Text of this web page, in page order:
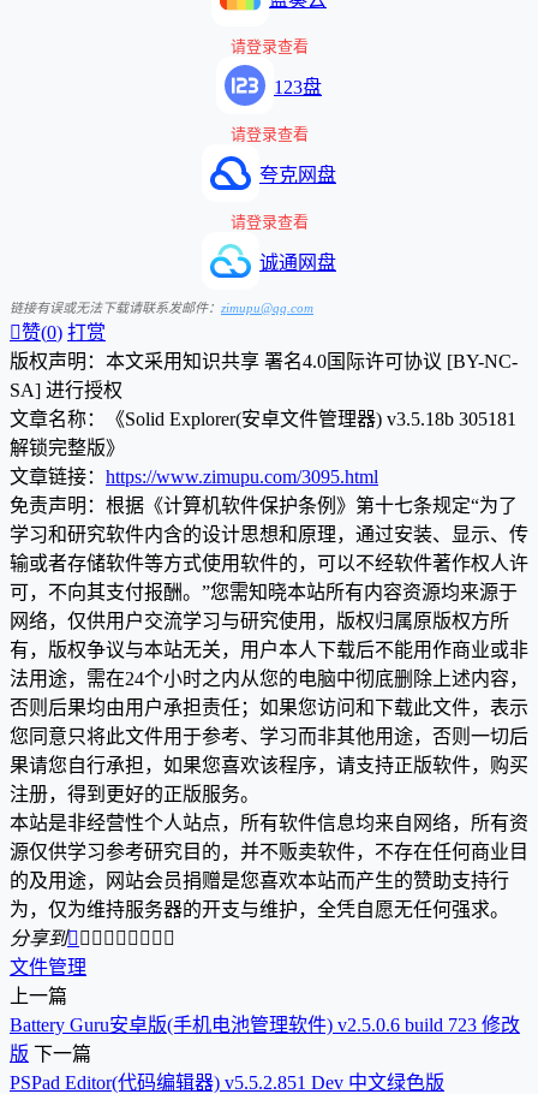
请登录查看
123盘
请登录查看
夸克网盘
请登录查看
诚通网盘
链接有误或无法下载请联系发邮件： zimupu@qq.com
赞(0) 打赏
版权声明：本文采用知识共享 署名4.0国际许可协议 [BY-NC-
SA] 进行授权
文章名称：《Solid Explorer(安卓文件管理器) v3.5.18b 305181
解锁完整版》
文章链接： https://www.zimupu.com/3095.html
免责声明：根据《计算机软件保护条例》第十七条规定“为了
学习和研究软件内含的设计思想和原理，通过安装、显示、传
输或者存储软件等方式使用软件的，可以不经软件著作权人许
可，不向其支付报酬。”您需知晓本站所有内容资源均来源于
网络，仅供用户交流学习与研究使用，版权归属原版权方所
有，版权争议与本站无关，用户本人下载后不能用作商业或非
法用途，需在24个小时之内从您的电脑中彻底删除上述内容，
否则后果均由用户承担责任；如果您访问和下载此文件，表示
您同意只将此文件用于参考、学习而非其他用途，否则一切后
果请您自行承担，如果您喜欢该程序，请支持正版软件，购买
注册，得到更好的正版服务。
本站是非经营性个人站点，所有软件信息均来自网络，所有资
源仅供学习参考研究目的，并不贩卖软件，不存在任何商业目
的及用途，网站会员捐赠是您喜欢本站而产生的赞助支持行
为，仅为维持服务器的开支与维护，全凭自愿无任何强求。
分享到        
文件管理
上一篇
Battery Guru安卓版(手机电池管理软件) v2.5.0.6 build 723 修改
版 下一篇
PSPad Editor(代码编辑器) v5.5.2.851 Dev 中文绿色版